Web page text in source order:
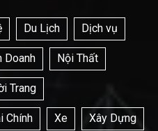
Du Lịch Dịch vụ
Doanh Nội Thất
Trang
Chính Xe Xây Dựng